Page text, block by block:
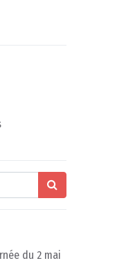
du 2 mai